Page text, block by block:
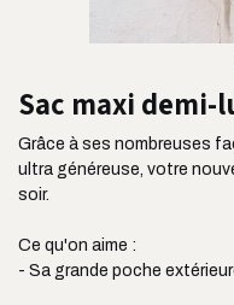
Sac maxi demi-
Grâce à ses nombreuses
ultra généreuse, votre
soir.
Ce qu'on aime :
- Sa grande poche